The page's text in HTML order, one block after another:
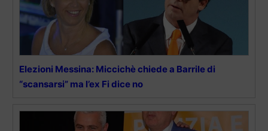
Elezioni Messina: Miccichè chiede a Barrile di
“scansarsi” ma l’ex Fi dice no